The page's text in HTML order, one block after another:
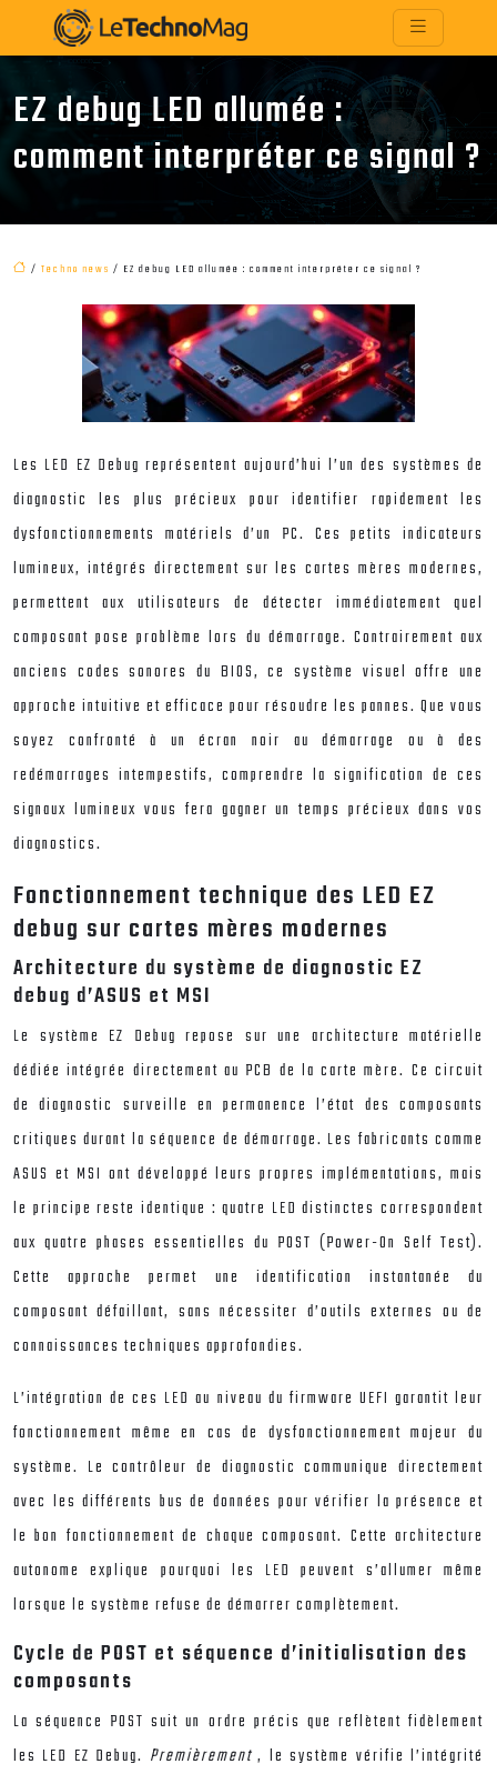
EZ debug LED allumée :
comment interpréter ce signal ?
/ Techno news / EZ debug LED allumée : comment interpréter ce signal ?
Les LED EZ Debug représentent aujourd’hui l’un des systèmes de
diagnostic les plus précieux pour identifier rapidement les
dysfonctionnements matériels d’un PC. Ces petits indicateurs
lumineux, intégrés directement sur les cartes mères modernes,
permettent aux utilisateurs de détecter immédiatement quel
composant pose problème lors du démarrage. Contrairement aux
anciens codes sonores du BIOS, ce système visuel offre une
approche intuitive et efficace pour résoudre les pannes. Que vous
soyez confronté à un écran noir au démarrage ou à des
redémarrages intempestifs, comprendre la signification de ces
signaux lumineux vous fera gagner un temps précieux dans vos
diagnostics.
Fonctionnement technique des LED EZ
debug sur cartes mères modernes
Architecture du système de diagnostic EZ
debug d’ASUS et MSI
Le système EZ Debug repose sur une architecture matérielle
dédiée intégrée directement au PCB de la carte mère. Ce circuit
de diagnostic surveille en permanence l’état des composants
critiques durant la séquence de démarrage. Les fabricants comme
ASUS et MSI ont développé leurs propres implémentations, mais
le principe reste identique : quatre LED distinctes correspondent
aux quatre phases essentielles du POST (Power-On Self Test).
Cette approche permet une identification instantanée du
composant défaillant, sans nécessiter d’outils externes ou de
connaissances techniques approfondies.
L’intégration de ces LED au niveau du firmware UEFI garantit leur
fonctionnement même en cas de dysfonctionnement majeur du
système. Le contrôleur de diagnostic communique directement
avec les différents bus de données pour vérifier la présence et
le bon fonctionnement de chaque composant. Cette architecture
autonome explique pourquoi les LED peuvent s’allumer même
lorsque le système refuse de démarrer complètement.
Cycle de POST et séquence d’initialisation des
composants
La séquence POST suit un ordre précis que reflètent fidèlement
les LED EZ Debug. Premièrement, le système vérifie l’intégrité